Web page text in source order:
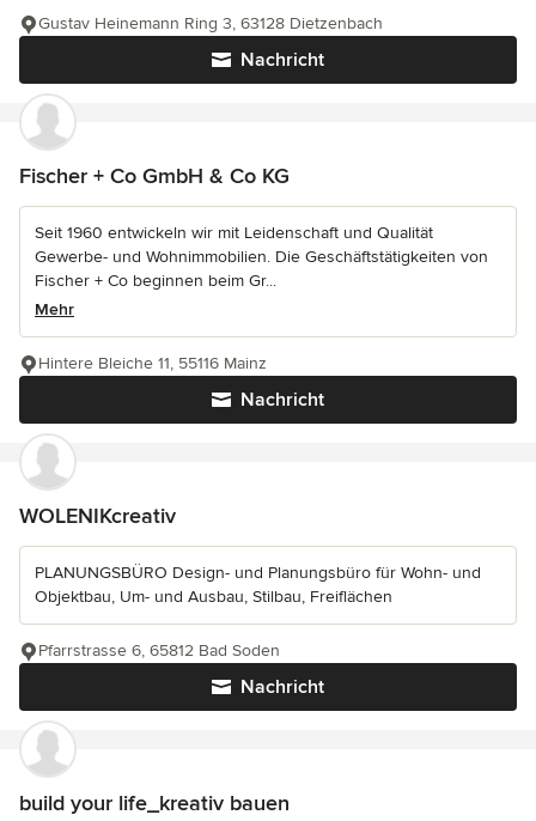
Nachricht
Gustav Heinemann Ring 3, 63128 Dietzenbach
Fischer + Co GmbH & Co KG
Seit 1960 entwickeln wir mit Leidenschaft und Qualität
Gewerbe- und Wohnimmobilien. Die Geschäftstätigkeiten von
Fischer + Co beginnen beim Gr...
Mehr
Nachricht
Hintere Bleiche 11, 55116 Mainz
WOLENIKcreativ
PLANUNGSBÜRO Design- und Planungsbüro für Wohn- und
Objektbau, Um- und Ausbau, Stilbau, Freiflächen
Nachricht
Pfarrstrasse 6, 65812 Bad Soden
build your life_kreativ bauen